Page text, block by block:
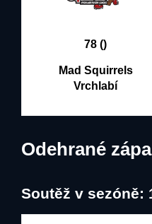
78 ()
Mad Squirrels
Vrchlabí
Odehrané
Soutěž v sezóně: